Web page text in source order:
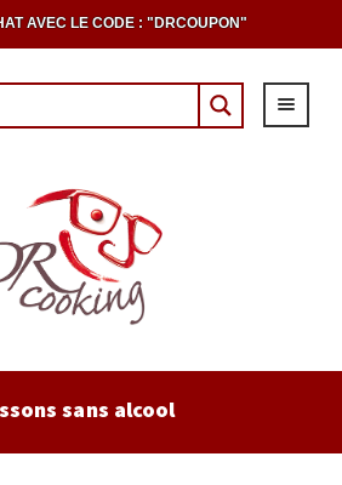
AVEC LE CODE : "DRCOUPON"
sans alcool